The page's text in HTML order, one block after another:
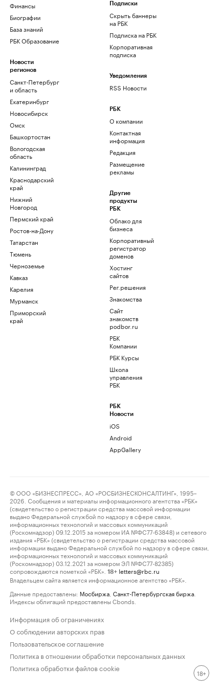
Финансы
Биографии
База знаний
РБК Образование
Новости
регионов
Санкт-Петербург
и область
Екатеринбург
Новосибирск
Омск
Башкортостан
Вологодская
область
Калининград
Краснодарский
край
Нижний
Новгород
Пермский край
Ростов-на-Дону
Татарстан
Тюмень
Черноземье
Кавказ
Карелия
Мурманск
Приморский
край
Подписки
Скрыть баннеры
на РБК
Подписка на РБК
Корпоративная
подписка
Уведомления
RSS Новости
РБК
О компании
Контактная
информация
Редакция
Размещение
рекламы
Другие
продукты
РБК
Облако для
бизнеса
Корпоративный
регистратор
доменов
Хостинг
сайтов
Рег.решения
Знакомства
Сайт
знакомств
podbor.ru
РБК
Компании
РБК Курсы
Школа
управления
РБК
РБК
Новости
iOS
Android
AppGallery
© ООО «БИЗНЕСПРЕСС», АО «РОСБИЗНЕСКОНСАЛТИНГ», 1995–
2026. Сообщения и материалы информационного агентства «РБК»
(свидетельство о регистрации средства массовой информации
выдано Федеральной службой по надзору в сфере связи,
информационных технологий и массовых коммуникаций
(Роскомнадзор) 09.12.2015 за номером ИА №ФС77-63848) и сетевого
издания «РБК» (свидетельство о регистрации средства массовой
информации выдано Федеральной службой по надзору в сфере связи,
информационных технологий и массовых коммуникаций
(Роскомнадзор) 03.12.2021 за номером ЭЛ №ФС77-82385)
сопровождаются пометкой «РБК».
18+ letters@rbc.ru
Владельцем сайта является информационное агентство «РБК».
Данные предоставлены: Мосбиржа Санкт-Петербургская биржа
Индексы облигаций предоставлены Cbonds.
Информация об ограничениях
О соблюдении авторских прав
Пользовательское соглашение
Политика в отношении обработки персональных данных
Политика обработки файлов cookie
18+